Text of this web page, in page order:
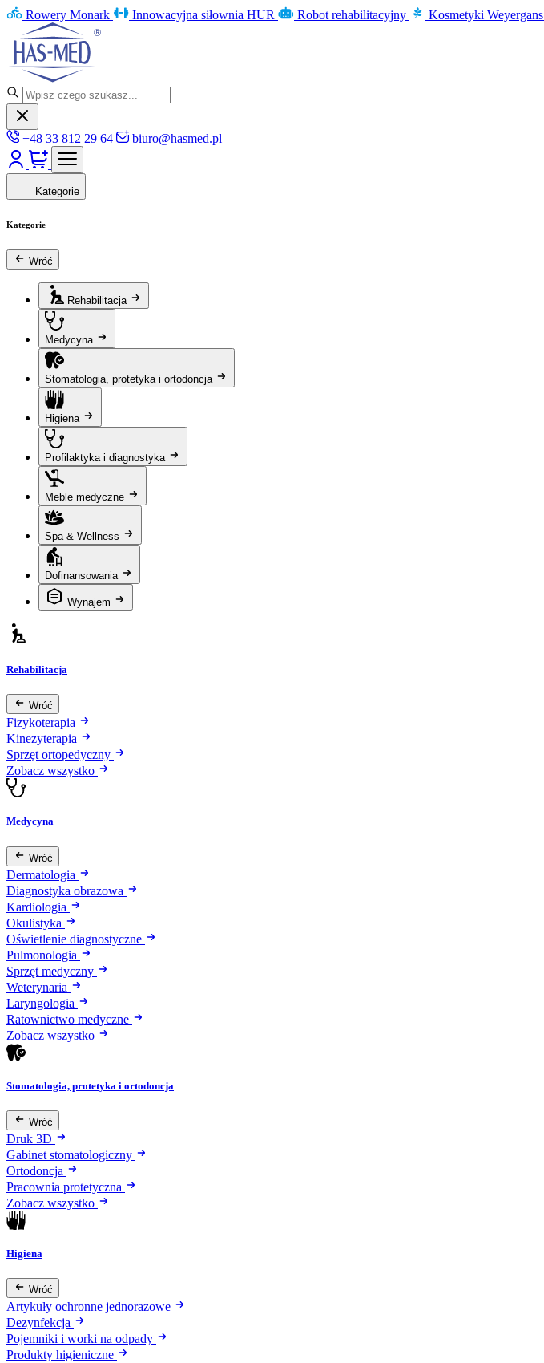
Rowery Monark Innowacyjna siłownia HUR Robot rehabilitacyjny Kosmetyki Weyergans
+48 33 812 29 64 biuro@hasmed.pl
Kategorie
Kategorie
Wróć
Rehabilitacja
Medycyna
Stomatologia, protetyka i ortodoncja
Higiena
Profilaktyka i diagnostyka
Meble medyczne
Spa & Wellness
Dofinansowania
Wynajem
Rehabilitacja
Wróć
Fizykoterapia
Kinezyterapia
Sprzęt ortopedyczny
Zobacz wszystko
Medycyna
Wróć
Dermatologia
Diagnostyka obrazowa
Kardiologia
Okulistyka
Oświetlenie diagnostyczne
Pulmonologia
Sprzęt medyczny
Weterynaria
Laryngologia
Ratownictwo medyczne
Zobacz wszystko
Stomatologia, protetyka i ortodoncja
Wróć
Druk 3D
Gabinet stomatologiczny
Ortodoncja
Pracownia protetyczna
Zobacz wszystko
Higiena
Wróć
Artykuły ochronne jednorazowe
Dezynfekcja
Pojemniki i worki na odpady
Produkty higieniczne